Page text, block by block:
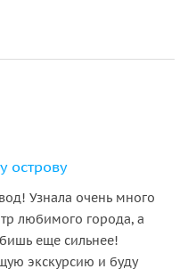
острову
Узнала очень много
любимого города, а
еще сильнее!
экскурсию и буду